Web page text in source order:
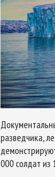
разведчика,
000 солдат из